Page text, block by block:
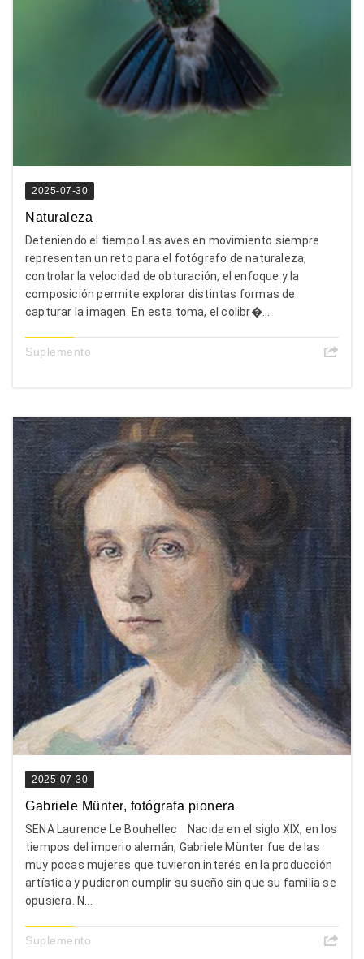
2025-07-30
Naturaleza
Deteniendo el tiempo Las aves en movimiento siempre
representan un reto para el fotógrafo de naturaleza,
controlar la velocidad de obturación, el enfoque y la
composición permite explorar distintas formas de
capturar la imagen. En esta toma, el colibr�...
Suplemento
2025-07-30
Gabriele Münter, fotógrafa pionera
SENA Laurence Le Bouhellec Nacida en el siglo XIX, en los
tiempos del imperio alemán, Gabriele Münter fue de las
muy pocas mujeres que tuvieron interés en la producción
artística y pudieron cumplir su sueño sin que su familia se
opusiera. N...
Suplemento